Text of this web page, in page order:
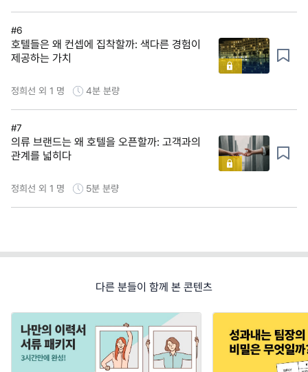
#6
호텔들은 왜 컨셉에 집착할까: 색다른 경험이
제공하는 가치
정희선 외 1 명 4분 분량
#7
의류 브랜드는 왜 호텔을 오픈할까: 고객과의
관계를 넓히다
정희선 외 1 명 5분 분량
다른 분들이 함께 본 콘텐츠